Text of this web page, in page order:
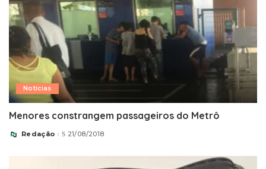
Notícias
Menores constrangem passageiros do Metrô
Posted
Redação 21/08/2018